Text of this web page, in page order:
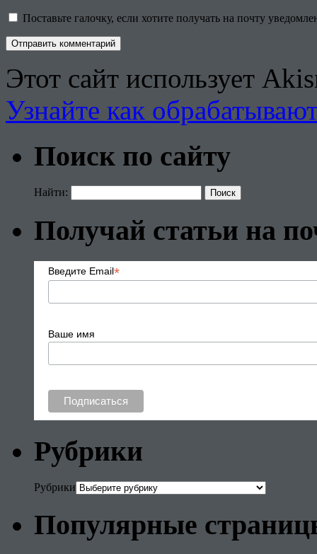
Поставьте галочку, если хотите получать на почту
Этот сайт использует
Узнайте как
Поиск по сайту
Найти:
Получай статьи на
Введите Email*
Ваше имя
Рубрики
Рубрики
Популярные